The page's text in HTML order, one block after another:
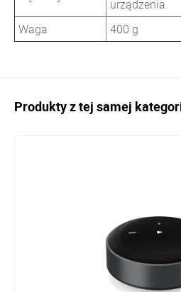
urządzenia.
Waga
400 g
Produkty z tej samej